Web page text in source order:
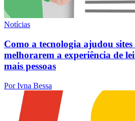
Notícias
Como a tecnologia ajudou sites
melhorarem a experiência de
mais pessoas
Por Ivna Bessa